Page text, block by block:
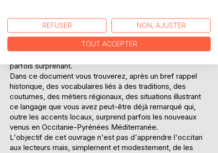
Moyen-Age.
L'occitan tend à ce que le nom corresponde vraiment à la
parfois surprenant.
Dans ce document vous trouverez, après un bref rappel
historique, des vocabulaires liés à des traditions, des
coutumes, des métiers régionaux, des situations illustrant
ce langage que vous avez peut-être déjà remarqué qui,
outre les accents locaux, surprend parfois les nouveaux
venus en Occitanie-Pyrénées Méditerranée.
L'objectif de cet ouvrage n'est pas d'apprendre l'occitan
aux lecteurs mais, simplement et modestement, de les
REFUSER NON, AJUSTER
TOUT ACCEPTER